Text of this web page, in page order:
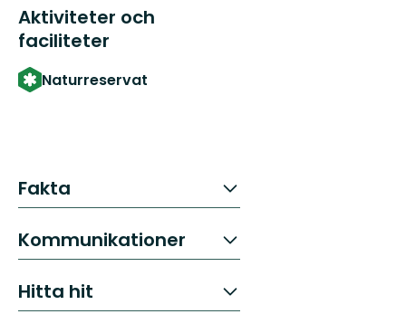
Aktiviteter och
faciliteter
Naturreservat
Fakta
Kommunikationer
Hitta hit